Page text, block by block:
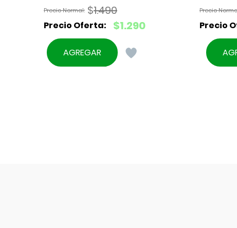
$1.490
El
precio
original
$1.290
El
precio
actual
AGREGAR